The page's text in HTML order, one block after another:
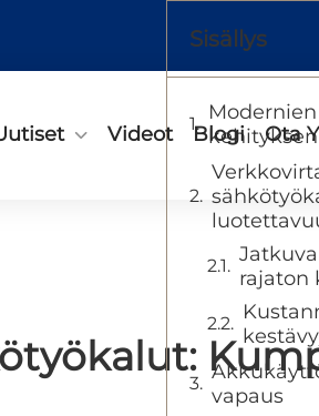
Videot Blogi Ota
Sisällys
rajaton
vapaus